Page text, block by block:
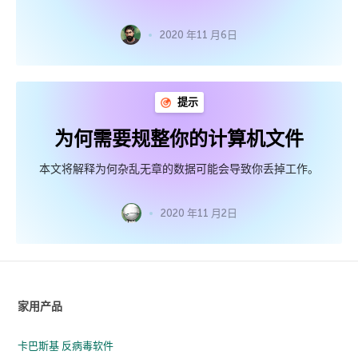
2020 年11 月6日
提示
为何需要规整你的计算机文件
本文将解释为何杂乱无章的数据可能会导致你丢掉工作。
2020 年11 月2日
家用产品
卡巴斯基 反病毒软件